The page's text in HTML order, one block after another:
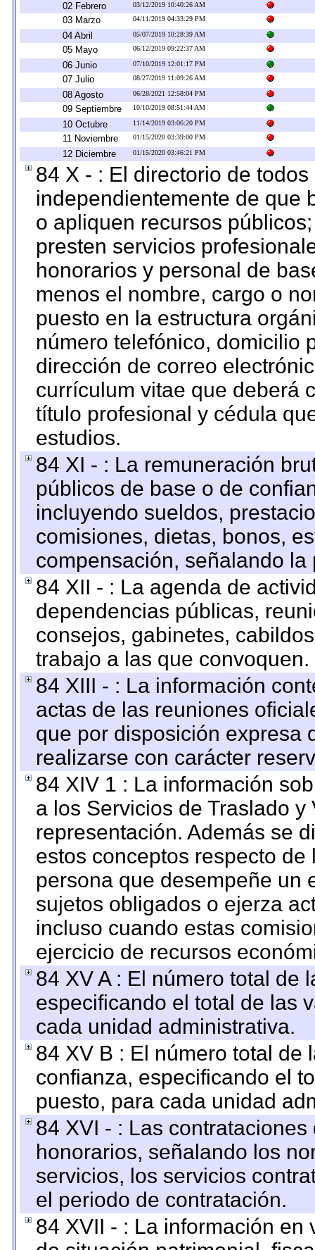
02 Febrero 03/12/2019 10:40:26 AM
03 Marzo 04/11/2019 04:33:29 PM
04 Abril 05/07/2019 10:28:39 AM
05 Mayo 06/12/2019 09:22:37 AM
06 Junio 07/10/2019 12:01:17 PM
07 Julio 08/27/2019 11:09:26 AM
08 Agosto 06/28/2021 12:58:04 PM
09 Septiembre 10/10/2019 08:51:44 AM
10 Octubre 11/14/2019 03:06:20 PM
11 Noviembre 01/15/2020 03:39:00 PM
12 Diciembre 01/15/2020 03:46:21 PM
84 X - : El directorio de
independientemente de que
o apliquen recursos
presten servicios
honorarios y personal de
menos el nombre, cargo o
puesto en la estructura
número telefónico, domicilio
dirección de correo
currículum vitae que deberá
título profesional y cédula
estudios.
84 XI - : La remuneración
públicos de base o de
incluyendo sueldos,
comisiones, dietas, bonos,
compensación, señalando
84 XII - : La agenda de
dependencias públicas,
consejos, gabinetes,
trabajo a las que convoquen.
84 XIII - : La información
actas de las reuniones
que por disposición expresa
realizarse con carácter
84 XIV 1 : La información
a los Servicios de Traslado
representación. Además se
estos conceptos respecto
persona que desempeñe un
sujetos obligados o ejerza
incluso cuando estas
ejercicio de recursos
84 XV A : El número total de
especificando el total de las
cada unidad administrativa.
84 XV B : El número total de
confianza, especificando el
puesto, para cada unidad
84 XVI - : Las
honorarios, señalando los
servicios, los servicios
el periodo de contratación.
84 XVII - : La información